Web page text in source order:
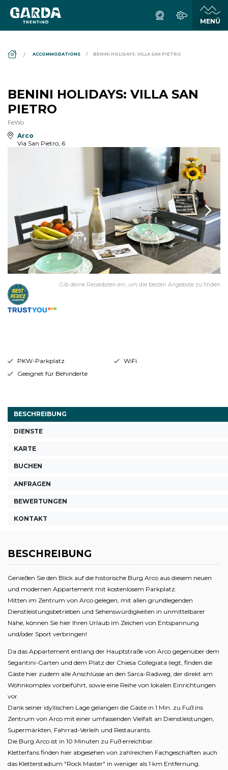
ACCOMMODATIONS BENINI HOLIDAYS: VILLA SAN PIETRO
BENINI HOLIDAYS: VILLA SAN
PIETRO
FeWo
Arco
Via San Pietro, 6
Gib deine Reisedaten ein, um die besten Angebote zu finden
PKW-Parkplatz
WiFi
Geeignet für Behinderte
BESCHREIBUNG
DIENSTE
KARTE
BUCHEN
ANFRAGEN
BEWERTUNGEN
KONTAKT
BESCHREIBUNG
Genießen Sie den Blick auf die historische Burg Arco aus diesem neuen
und modernen Appartement mit kostenlosem Parkplatz.
Mitten im Zentrum von Arco gelegen, mit allen grundlegenden
Dienstleistungsbetrieben und Sehenswürdigkeiten in unmittelbarer
Nähe, können Sie hier Ihren Urlaub im Zeichen von Entspannung
und/oder Sport verbringen!
Da das Appartement entlang der Hauptstraße von Arco gegenüber dem
Segantini-Garten und dem Platz der Chiesa Collegiata liegt, finden die
Gäste hier zudem alle Anschlüsse an den Sarca-Radweg, der direkt am
Wohnkomplex vorbeiführt, sowie eine Reihe von lokalen Einrichtungen
vor.
Dank seiner idyllischen Lage gelangen die Gäste in 1 Min. zu Fuß ins
Zentrum von Arco mit einer umfassenden Vielfalt an Dienstleistungen,
Supermärkten, Fahrrad-Verleih und Restaurants.
Die Burg Arco ist in 10 Minuten zu Fuß erreichbar.
Kletterfans finden hier abgesehen von zahlreichen Fachgeschäften auch
das Kletterstadium "Rock Master" in weniger als 1 km Entfernung.